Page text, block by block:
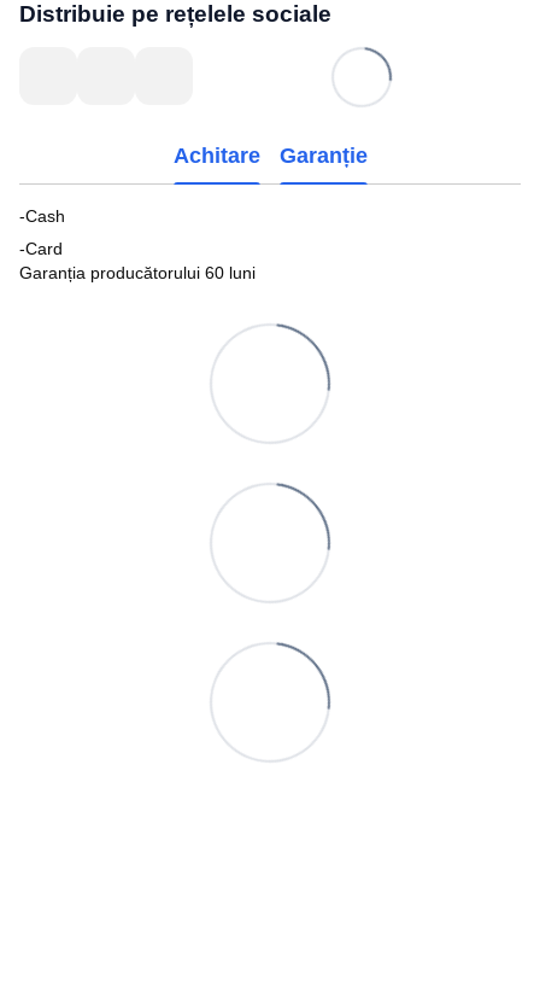
Distribuie pe rețelele sociale
Achitare Garanție
-Cash
-Card
Garanția producătorului 60 luni